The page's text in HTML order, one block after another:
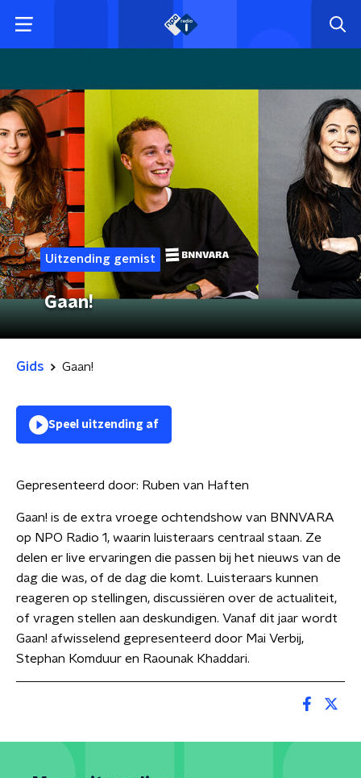
Uitzending gemist
Gaan!
Gids Gaan!
Speel uitzending af
Gepresenteerd door: Ruben van Haften
Gaan! is de extra vroege ochtendshow van BNNVARA
op NPO Radio 1, waarin luisteraars centraal staan. Ze
delen er live ervaringen die passen bij het nieuws van de
dag die was, of de dag die komt. Luisteraars kunnen
reageren op stellingen, discussiëren over de actualiteit,
of vragen stellen aan deskundigen. Vanaf dit jaar wordt
Gaan! afwisselend gepresenteerd door Mai Verbij,
Stephan Komduur en Raounak Khaddari.